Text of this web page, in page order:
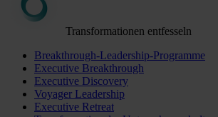
Transformationen entfesseln
Breakthrough-Leadership-Programme
Executive Breakthrough
Executive Discovery
Voyager Leadership
Executive Retreat